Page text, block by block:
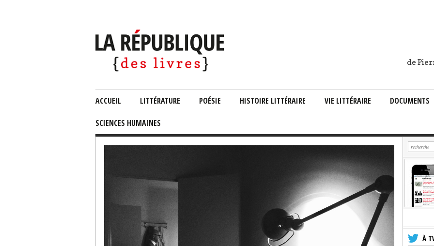
de
ACCUEIL LITTÉRATURE POÉSIE HISTOIRE LITTÉRAIRE VIE LITTÉRAIRE DOCUMENTS
SCIENCES HUMAINES
À